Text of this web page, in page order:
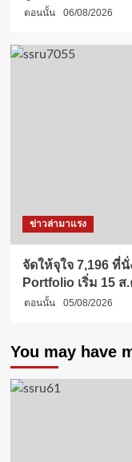
ตอนนั้น 06/08/2026
ข่าวล่ามาแรง
จัดให้จุใจ 7,196 ที่
Portfolio เริ่ม 15 ส
ตอนนั้น 05/08/2026
You may have